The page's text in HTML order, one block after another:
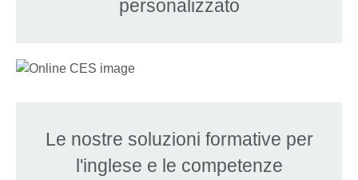
personalizzato
Le nostre soluzioni formative per
l'inglese e le competenze